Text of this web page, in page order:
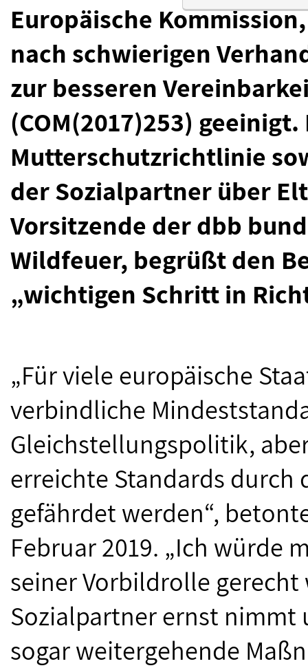
Europäische
nach schwierigen
zur besseren
(COM(2017)253)
Mutterschutzrichtlinie
der Sozialpartner über
Vorsitzende der dbb
Wildfeuer, begrüßt den
„wichtigen Schritt in
„Für viele europäische
verbindliche
Gleichstellungspolitik,
erreichte Standards durch
gefährdet werden“,
Februar 2019. „Ich würde
seiner Vorbildrolle
Sozialpartner ernst
sogar weitergehende